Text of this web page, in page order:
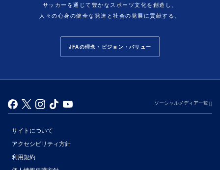
サッカーを通じて豊かなスポーツ文化を創造し、
人々の心身の健全な発達と社会の発展に貢献する。
JFAの理念・ビジョン・バリュー
ソーシャルメディア一覧
サイトについて
アクセシビリティ方針
利用規約